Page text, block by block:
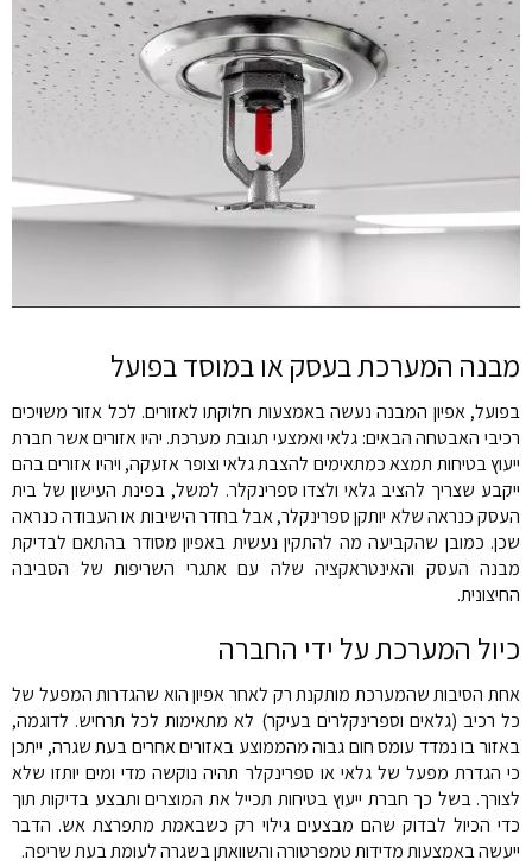
מבנה המערכת בעסק או במוסד בפועל
בפועל, אפיון המבנה נעשה באמצעות חלוקתו לאזורים. לכל אזור משויכים
רכיבי האבטחה הבאים: גלאי ואמצעי תגובת מערכת. יהיו אזורים אשר חברת
ייעוץ בטיחות תמצא כמתאימים להצבת גלאי וצופר אזעקה, ויהיו אזורים בהם
ייקבע שצריך להציב גלאי ולצדו ספרינקלר. למשל, בפינת העישון של בית
העסק כנראה שלא יותקן ספרינקלר, אבל בחדר הישיבות או העבודה כנראה
שכן. כמובן שהקביעה מה להתקין נעשית באפיון מסודר בהתאם לבדיקת
מבנה העסק והאינטראקציה שלה עם אתגרי השריפות של הסביבה
החיצונית.
כיול המערכת על ידי החברה
אחת הסיבות שהמערכת מותקנת רק לאחר אפיון הוא שהגדרות המפעל של
כל רכיב (גלאים וספרינקלרים בעיקר) לא מתאימות לכל תרחיש. לדוגמה,
באזור בו נמדד עומס חום גבוה מהממוצע באזורים אחרים בעת שגרה, ייתכן
כי הגדרת מפעל של גלאי או ספרינקלר תהיה נוקשה מדי ומים יותזו שלא
לצורך. בשל כך חברת ייעוץ בטיחות תכייל את המוצרים ותבצע בדיקות תוך
כדי הכיול לבדוק שהם מבצעים גילוי רק כשבאמת מתפרצת אש. הדבר
ייעשה באמצעות מדידות טמפרטורה והשוואתן בשגרה לעומת בעת שריפה.